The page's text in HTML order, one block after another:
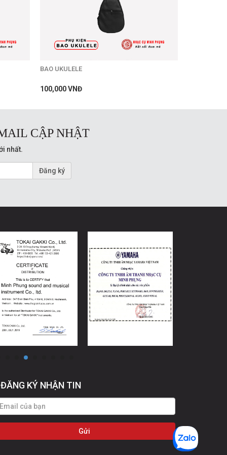
BAO UKULELE
100,000 VNĐ
CẬP NHẬT
nhất.
Đăng ký
ĐĂNG KÝ NHẬN TIN
Gửi